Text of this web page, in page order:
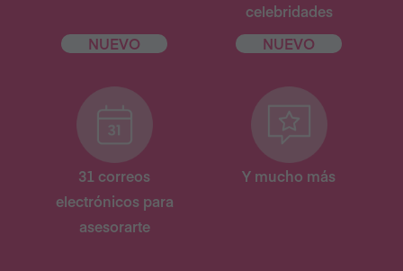
NUEVO
celebridades
NUEVO
31 correos
electrónicos para
asesorarte
Y mucho más